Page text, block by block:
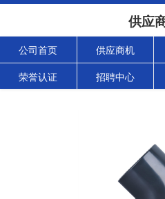
供应
公司首页 供应商机
荣誉认证 招聘中心